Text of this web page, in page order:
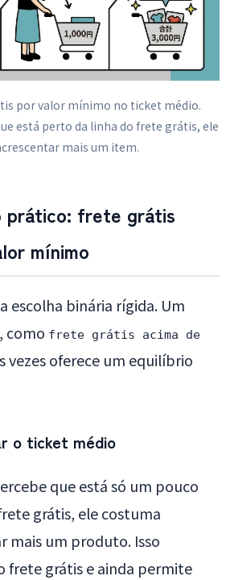
por valor mínimo no ticket médio.
está perto da linha do frete grátis, ele
mais um item.
prático: frete grátis
mínimo
escolha binária rígida. Um
como frete grátis acima de
vezes oferece um equilíbrio
o ticket médio
que está só um pouco
grátis, ele costuma
mais um produto. Isso
frete grátis e ainda permite